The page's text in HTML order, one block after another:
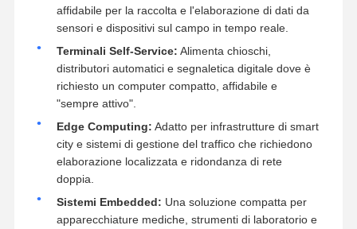
affidabile per la raccolta e l'elaborazione di dati da
sensori e dispositivi sul campo in tempo reale.
Terminali Self-Service: Alimenta chioschi,
distributori automatici e segnaletica digitale dove è
richiesto un computer compatto, affidabile e
"sempre attivo".
Edge Computing: Adatto per infrastrutture di smart
city e sistemi di gestione del traffico che richiedono
elaborazione localizzata e ridondanza di rete
doppia.
Sistemi Embedded: Una soluzione compatta per
apparecchiature mediche, strumenti di laboratorio e